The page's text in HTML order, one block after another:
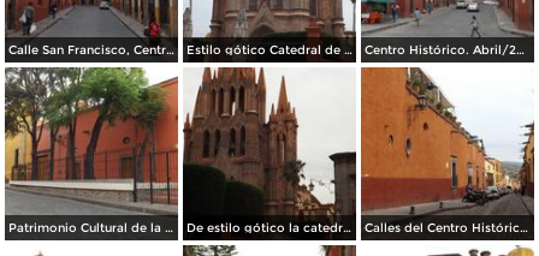
Calle San Francisco, Centro Histórico. Abril/2014 Estilo gótico Catedral de San Miguel. Abril/2014 Centro Histórico. Abril/2014
Patrimonio Cultural de la Humanidad. Abril/2014 De estilo gótico la catedral de San miguel. Abril/2014 Calles del Centro Histórico. Abril/2014